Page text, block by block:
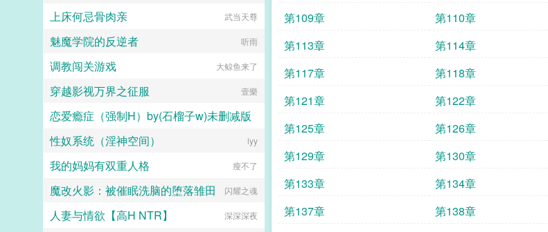
第109章
第110章
第113章
第114章
第117章
第118章
第121章
第122章
第125章
第126章
第129章
第130章
第133章
第134章
第137章
第138章
神鸟
上床何忌骨肉亲 武当天尊
魅魔学院的反逆者 听雨
调教闯关游戏 大鲸鱼来了
穿越影视万界之征服 壹樂
恋爱瘾症（强制H）by(石榴子w)未删减版
石榴子w
性奴系统（淫神空间） lyy
我的妈妈有双重人格 瘦不了
魔改火影：被催眠洗脑的堕落雏田 闪耀之魂
人妻与情欲【高H NTR】 深深深夜